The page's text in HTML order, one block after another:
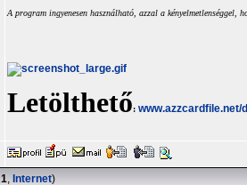
A program ingyenesen használható, azzal a kényelmetlenséggel,
Letölthető: www.azzcardfile.net/
1, Internet)